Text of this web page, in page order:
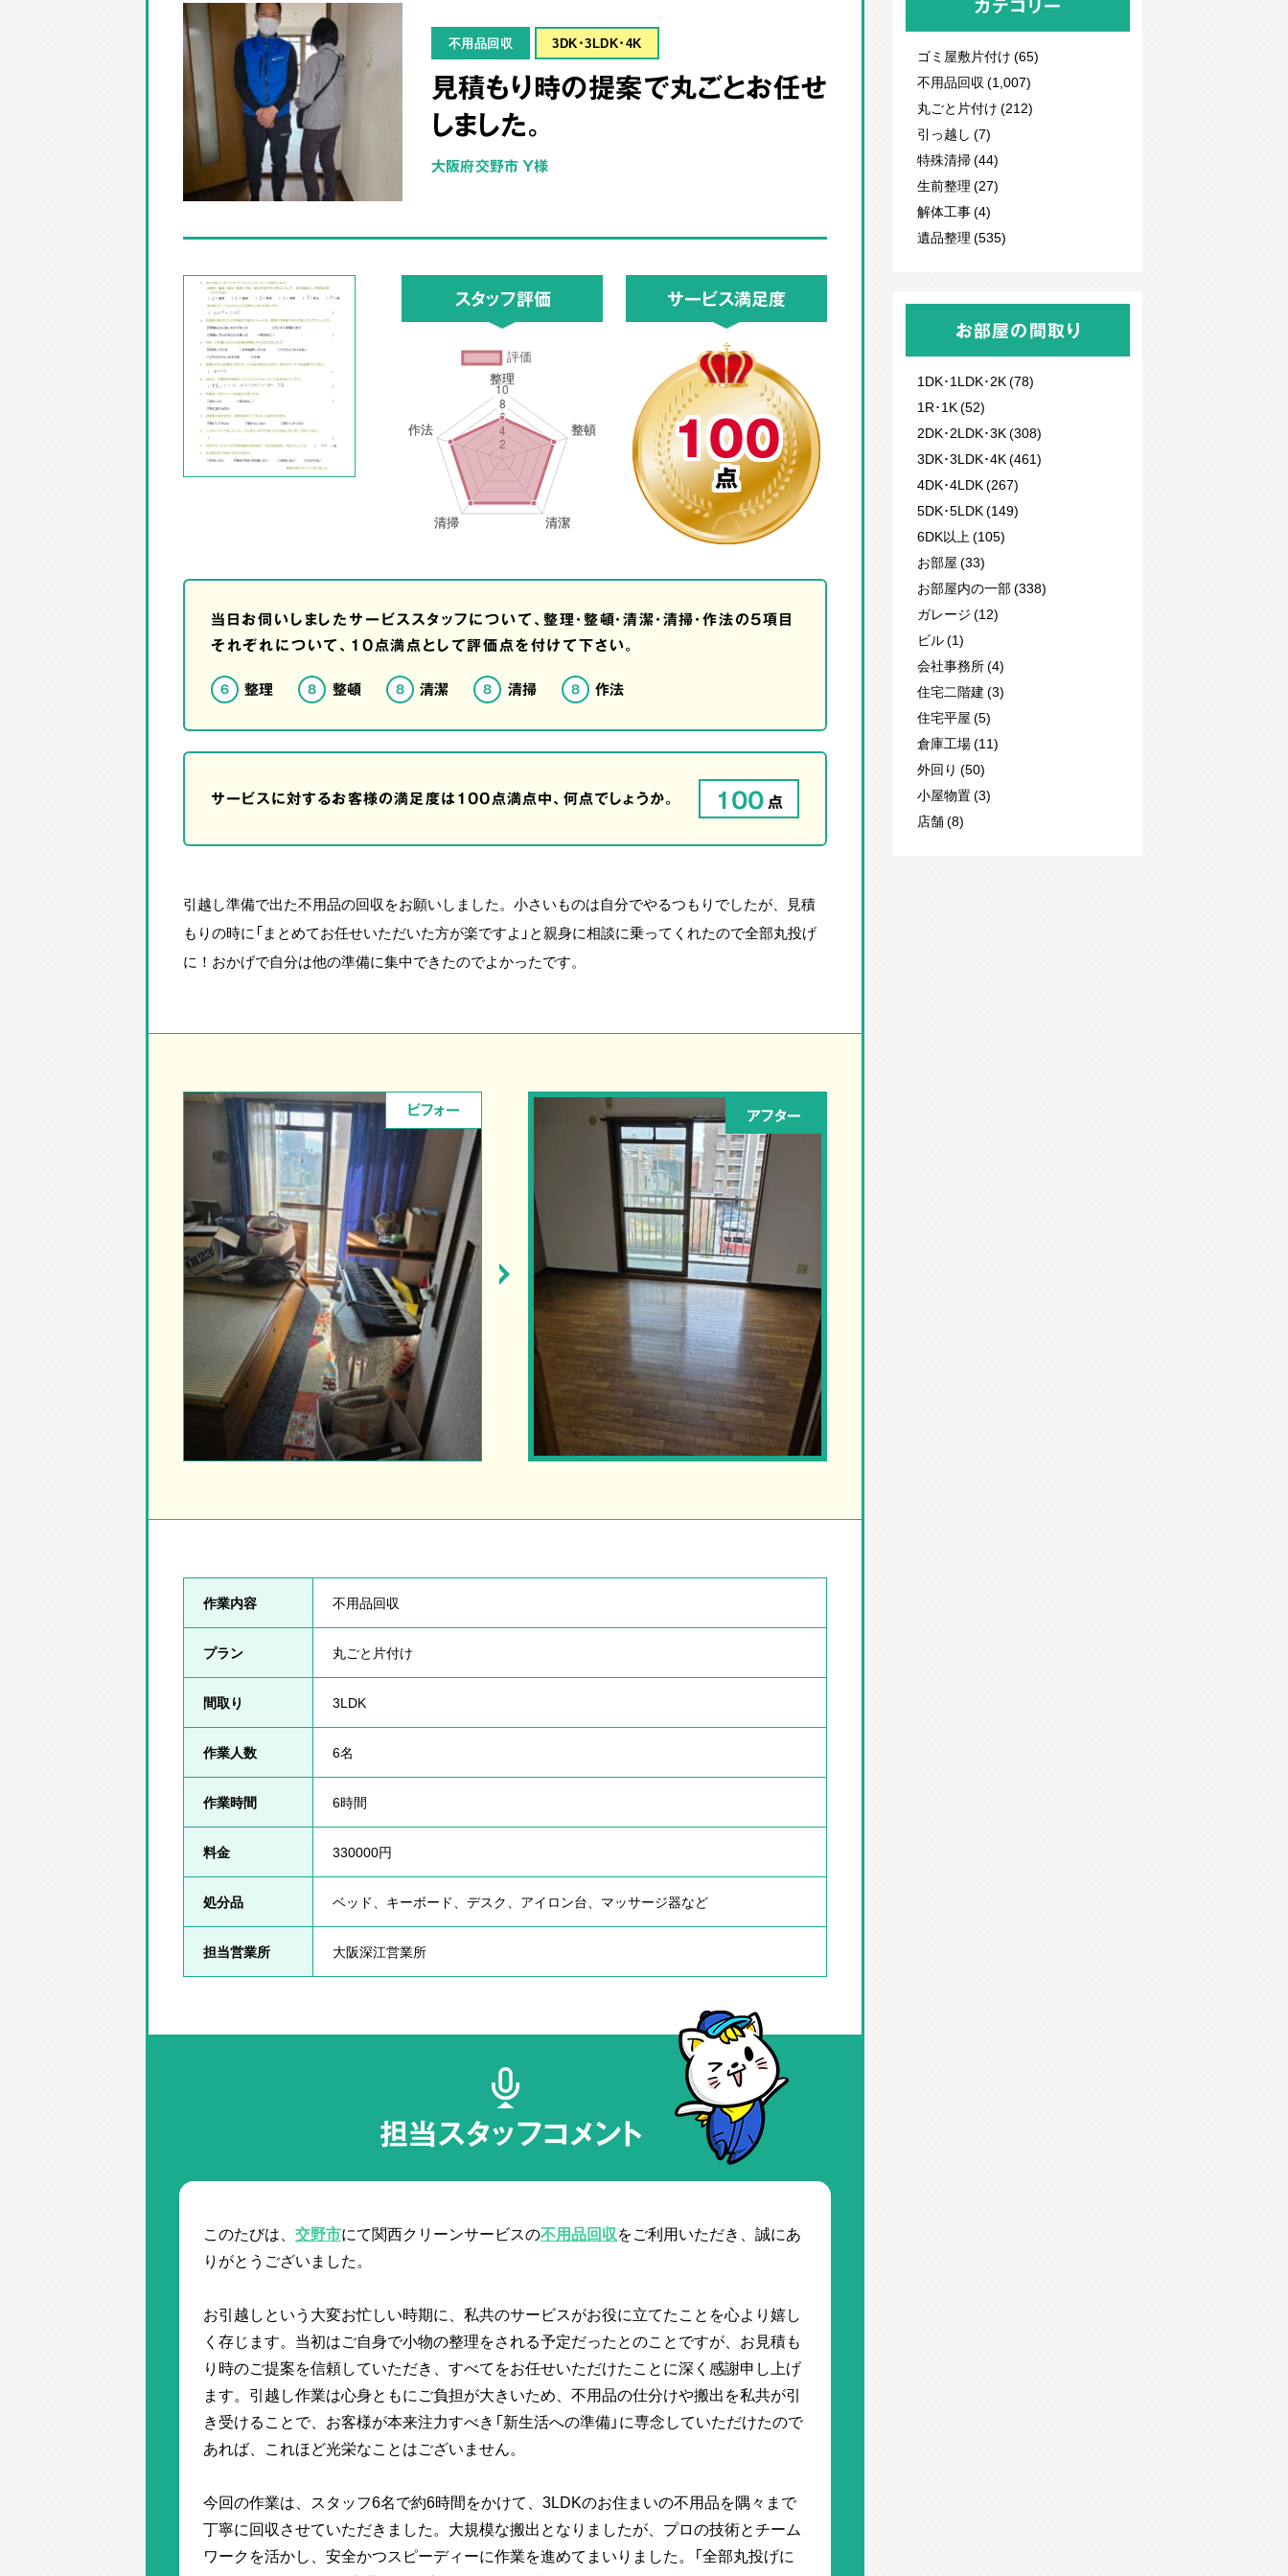
不用品回収 3DK･3LDK･4K
見積もり時の提案で丸ごとお任せ
しました。
大阪府交野市 Y様
スタッフ評価 サービス満足度
100
点
当日お伺いしましたサービススタッフについて、整理・整頓・清潔・清掃・作法の5項目
それぞれについて、10点満点として評価点を付けて下さい。
6 整理 8 整頓 8 清潔 8 清掃 8 作法
サービスに対するお客様の満足度は100点満点中、何点でしょうか。 100 点
引越し準備で出た不用品の回収をお願いしました。小さいものは自分でやるつもりでしたが、見積
もりの時に「まとめてお任せいただいた方が楽ですよ」と親身に相談に乗ってくれたので全部丸投げ
に！おかげで自分は他の準備に集中できたのでよかったです。
ビフォー アフター
作業内容 不用品回収
プラン 丸ごと片付け
間取り 3LDK
作業人数 6名
作業時間 6時間
料金 330000円
処分品 ベッド、キーボード、デスク、アイロン台、マッサージ器など
担当営業所 大阪深江営業所
担当スタッフコメント
このたびは、 交野市にて関西クリーンサービスの不用品回収をご利用いただき、誠にあ
りがとうございました。
お引越しという大変お忙しい時期に、私共のサービスがお役に立てたことを心より嬉し
く存じます。当初はご自身で小物の整理をされる予定だったとのことですが、お見積も
り時のご提案を信頼していただき、すべてをお任せいただけたことに深く感謝申し上げ
ます。引越し作業は心身ともにご負担が大きいため、不用品の仕分けや搬出を私共が引
き受けることで、お客様が本来注力すべき「新生活への準備」に専念していただけたので
あれば、これほど光栄なことはございません。
今回の作業は、スタッフ6名で約6時間をかけて、3LDKのお住まいの不用品を隅々まで
丁寧に回収させていただきました。大規模な搬出となりましたが、プロの技術とチーム
ワークを活かし、安全かつスピーディーに作業を進めてまいりました。「全部丸投げに
カテゴリー
ゴミ屋敷片付け (65)
不用品回収 (1,007)
丸ごと片付け (212)
引っ越し (7)
特殊清掃 (44)
生前整理 (27)
解体工事 (4)
遺品整理 (535)
お部屋の間取り
1DK･1LDK･2K (78)
1R･1K (52)
2DK･2LDK･3K (308)
3DK･3LDK･4K (461)
4DK･4LDK (267)
5DK･5LDK (149)
6DK以上 (105)
お部屋 (33)
お部屋内の一部 (338)
ガレージ (12)
ビル (1)
会社事務所 (4)
住宅二階建 (3)
住宅平屋 (5)
倉庫工場 (11)
外回り (50)
小屋物置 (3)
店舗 (8)